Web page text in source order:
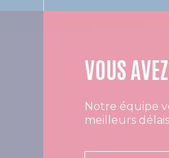
VOUS
Notre équipe
meilleurs